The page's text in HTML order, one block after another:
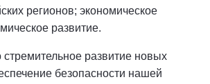
регионов; экономическое
развитие.
развитие новых
безопасности нашей